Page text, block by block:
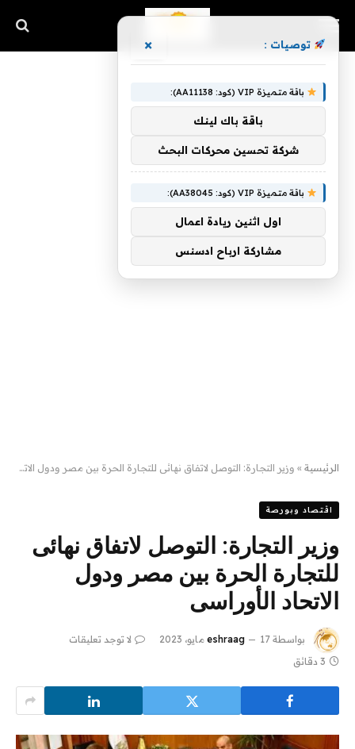
الرئيسية » وزير التجارة: التوصل لاتفاق نهائى للتجارة الحرة بين مصر ودول الاتحاد الأوراسى
اقتصاد وبورصة
وزير التجارة: التوصل لاتفاق نهائى
للتجارة الحرة بين مصر ودول
الاتحاد الأوراسى
بواسطة eshraag 17 مايو، 2023
لا توجد تعليقات
3 دقائق
توصيات : ×
باقة متميزة VIP (كود: AA11138):
باقة باك لينك
شركة تحسين محركات البحث
باقة متميزة VIP (كود: AA38045):
اول اثنين ريادة اعمال
مشاركة ارباح ادسنس